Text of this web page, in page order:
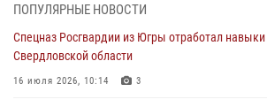
60-летний юбилей
05 августа 2026, 12:01
ПОПУЛЯРНЫЕ НОВОСТИ
Спецназ Росгвардии из Югры отработал
Свердловской области
16 июля 2026, 10:14 3